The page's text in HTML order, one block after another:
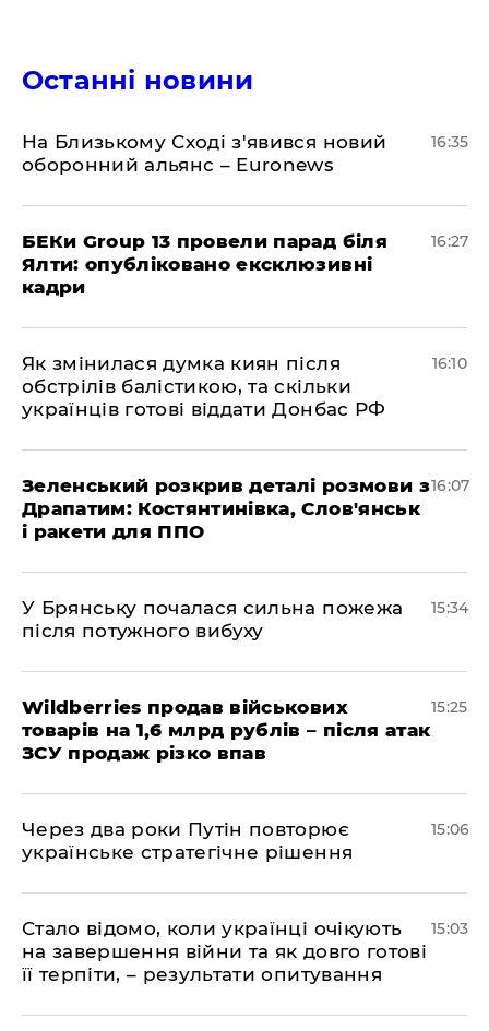
Останні новини
На Близькому Сході з'явився новий
оборонний альянс – Euronews
16:35
БЕКи Group 13 провели парад біля
Ялти: опубліковано ексклюзивні
кадри
16:27
Як змінилася думка киян після
обстрілів балістикою, та скільки
українців готові віддати Донбас РФ
16:10
Зеленський розкрив деталі розмови з
Драпатим: Костянтинівка, Слов'янськ
і ракети для ППО
16:07
У Брянську почалася сильна пожежа
після потужного вибуху
15:34
Wildberries продав військових
товарів на 1,6 млрд рублів – після атак
ЗСУ продаж різко впав
15:25
Через два роки Путін повторює
українське стратегічне рішення
15:06
Стало відомо, коли українці очікують
на завершення війни та як довго готові
її терпіти, – результати опитування
15:03